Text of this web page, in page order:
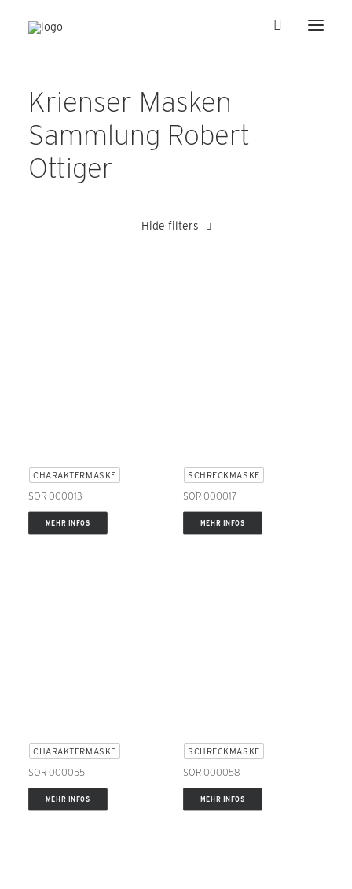
Krienser Masken
Sammlung Robert
Ottiger
Hide filters
CHARAKTERMASKE
SOR 000013
MEHR INFOS
SCHRECKMASKE
SOR 000017
MEHR INFOS
CHARAKTERMASKE
SOR 000055
MEHR INFOS
SCHRECKMASKE
SOR 000058
MEHR INFOS